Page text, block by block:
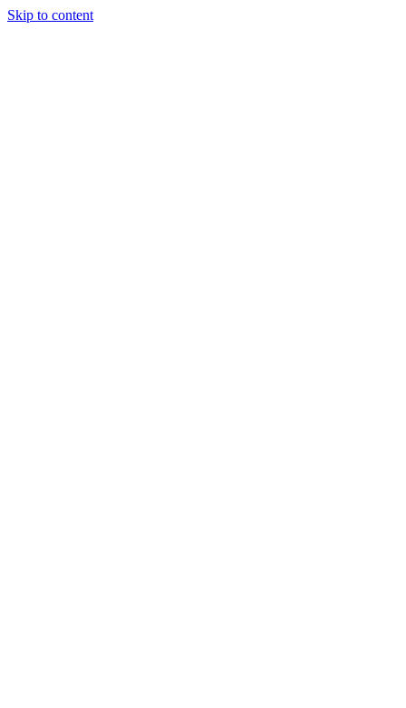
Skip to content